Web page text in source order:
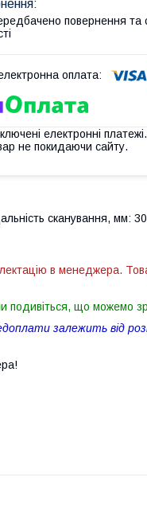
повернення та
електронні
не покидаючи сайту.
сканування, мм:
в менеджера.
подивіться, що можемо
залежить від